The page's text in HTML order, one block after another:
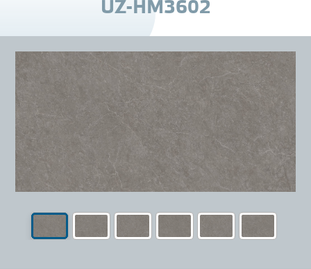
KÊNH PHÂN
THƯ
TIN SỰ KIỆN
TIN CHUYÊN MÔN
UZ-HM3602